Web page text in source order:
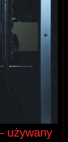
używany